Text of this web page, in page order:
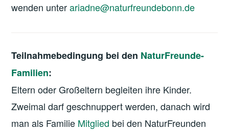
wenden unterariadne@naturfreundebonn.de
Teilnahmebedingung bei den NaturFreunde-
Familien:
Eltern oder Großeltern begleiten ihre Kinder.
Zweimal darf geschnuppert werden, danach wird
man als Familie Mitglied bei den NaturFreunden